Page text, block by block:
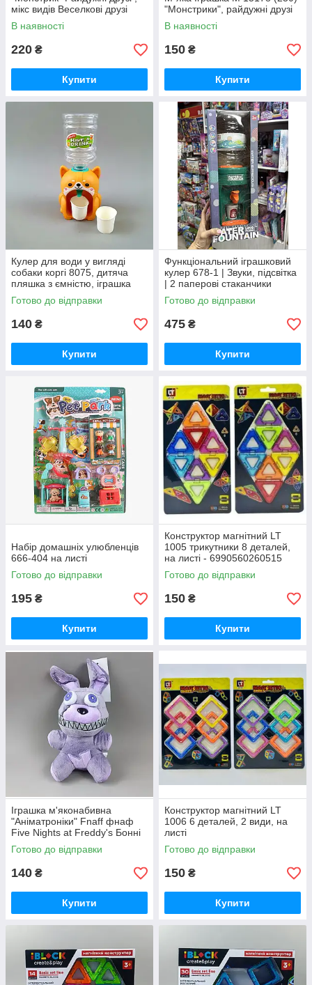
мікс видів Веселкові друзі
В наявності
220 ₴
Купити
"Монстрики", райдужні друзі
В наявності
150 ₴
Купити
Кулер для води у вигляді
собаки коргі 8075, дитяча
пляшка з ємністю, іграшка
для прогулянок, 3 кольори
Готово до відправки
140 ₴
Купити
Функціональний іграшковий
кулер 678-1 | Звуки, підсвітка
| 2 паперові стаканчики
Готово до відправки
475 ₴
Купити
Набір домашніх улюбленців
666-404 на листі
Готово до відправки
195 ₴
Купити
Конструктор магнітний LT
1005 трикутники 8 деталей,
на листі - 6990560260515
Готово до відправки
150 ₴
Купити
Іграшка м'яконабивна
"Аніматроніки" Fnaff фнаф
Five Nights at Freddy's Бонні
C 47561 “Кошмарики”, 21 см,
Готово до відправки
140 ₴
Купити
Конструктор магнітний LT
1006 6 деталей, 2 види, на
листі
Готово до відправки
150 ₴
Купити